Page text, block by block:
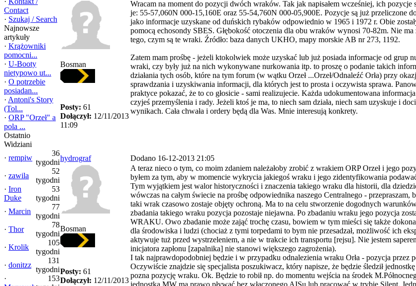
Contact
· Szukaj / Search
Najnowsze
artykuły
· Krążowniki
pomocni...
· U-Booty
nietypowo ut...
· O potrzebie
posiadan...
· Antoni's Story
(Tol...
· ORP "Orzeł" a
pola ...
Ostatnio
Widziani
· rempiw
36
tygodni
· zawila
52
tygodni
· Iron
Duke
53
tygodni
· Marcin
77
tygodni
· Thor
78
tygodni
· Krolik
105
tygodni
· donitzz
131
tygodni
·
153
Bosman
Posty: 61
Dołączył: 12/11/2013
11:09
Wracam na moment do pozycji dwóch wraków. Tak jak napisałem wcześniej, ich
je: 55-57,060N 000-15,160E oraz 55-54,760N 000-05,900E. Pozycje są już przeliczone
jako informacje uzyskane od duńskich rybaków odpowiednio w 1965 i 1972 r. Obie
pomocą echosondy SBES. Głębokość otoczenia dla obu wraków wynosi 70-82m. Nie
tego, czym są te wraki. Źródło: baza danych UKHO, mapy morskie AB nr 273, 1192.
Zatem mam prośbę - jeżeli ktokolwiek może uzyskać lub już posiada informacje od grup
wraki, czy były już na nich wykonywane nurkowania itp. to proszę o podanie takich
działania tych osób, które na tym forum (w wątku Orzeł ...Orzeł/Odnaleźć Orła) przy
sprawdzania i uzyskiwania informacji, dla których jest to prosta i oczywista sprawa.
praktyce pokazać, że to co głosicie - sami realizujecie. Każda udokumentowana
czyjeś przemyślenia i rady. Jeżeli ktoś je ma, to niech sam działa, niech sam uzyskuje i
wynikach. Cała chwała i ordery będą dla Was. Mnie interesują konkrety.
hydrograf Dodano 16-12-2013 21:05
Bosman
Posty: 61
Dołączył: 12/11/2013
A teraz nieco o tym, co moim zdaniem należałoby zrobić z wrakiem ORP Orzeł i jego
byłem za tym, aby w momencie wykrycia jakiegoś wraku i jego zidentyfikowania
Tym wyjątkiem jest walor historyczności i znaczenia takiego wraku dla historii, dla
wówczas na całym świecie na prośbę odpowiednika naszego Centralnego -
taki wrak czasowo zostaje objęty ochroną. Ma to na celu stworzenie dogodnych
zbadania takiego wraku pozycja pozostaje niejawna. Po zbadaniu wraku jego pozycja
WRAKU. Owo zbadanie może zająć trochę czasu, bowiem w tym mieści się także
dla środowiska i ludzi (chociaż z tymi torpedami to bym nie przesadzał, możliwość ich
aktywuje tuż przed wystrzeleniem, a nie w trakcie ich transportu [rejsu]. Nie jestem
inicjatora zapłonu [zapalnika] nie stanowi większego zagrożenia).
I tak najprawdopodobniej będzie i w przypadku odnalezienia wraku Orła - pozycja przez
Oczywiście znajdzie się specjalista poszukiwacz, który napisze, że będzie śledził
pozna pozycję wraku. Ok. Będzie to robił np. do momentu wejścia na środek
jednostka MW ma prawo pływać bez włączonego AISu lub pracować w trybie Silent.